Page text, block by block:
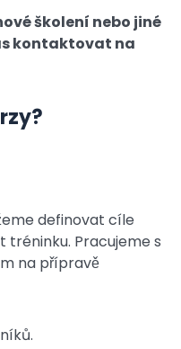
školení nebo jiné
kontaktovat na
definovat cíle
Pracujeme s
na přípravě